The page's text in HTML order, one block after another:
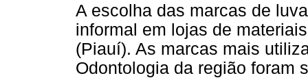
A escolha das marcas de
informal em lojas de
(Piauí). As marcas mais
Odontologia da região foram